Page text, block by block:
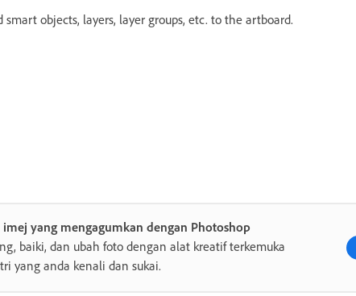
objects, layers, layer groups, etc. to the artboard.
imej yang mengagumkan dengan Photoshop
baiki, dan ubah foto dengan alat kreatif terkemuka
yang anda kenali dan sukai.